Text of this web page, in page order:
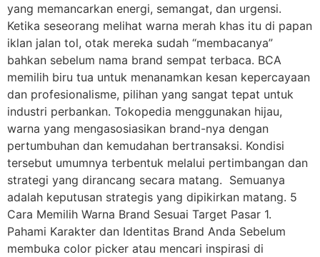
yang memancarkan energi, semangat, dan urgensi.
Ketika seseorang melihat warna merah khas itu di papan
iklan jalan tol, otak mereka sudah “membacanya”
bahkan sebelum nama brand sempat terbaca. BCA
memilih biru tua untuk menanamkan kesan kepercayaan
dan profesionalisme, pilihan yang sangat tepat untuk
industri perbankan. Tokopedia menggunakan hijau,
warna yang mengasosiasikan brand-nya dengan
pertumbuhan dan kemudahan bertransaksi. Kondisi
tersebut umumnya terbentuk melalui pertimbangan dan
strategi yang dirancang secara matang. Semuanya
adalah keputusan strategis yang dipikirkan matang. 5
Cara Memilih Warna Brand Sesuai Target Pasar 1.
Pahami Karakter dan Identitas Brand Anda Sebelum
membuka color picker atau mencari inspirasi di